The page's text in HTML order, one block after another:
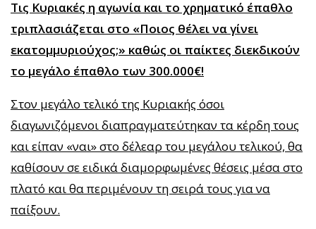
Τις Κυριακές η αγωνία και το χρηματικό έπαθλο
τριπλασιάζεται στο «Ποιος θέλει να γίνει
εκατομμυριούχος;» καθώς οι παίκτες διεκδικούν
το μεγάλο έπαθλο των 300.000€!
Στον μεγάλο τελικό της Κυριακής όσοι
διαγωνιζόμενοι διαπραγματεύτηκαν τα κέρδη τους
και είπαν «ναι» στο δέλεαρ του μεγάλου τελικού, θα
καθίσουν σε ειδικά διαμορφωμένες θέσεις μέσα στο
πλατό και θα περιμένουν τη σειρά τους για να
παίξουν.